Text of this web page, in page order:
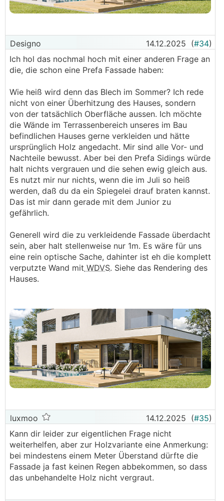
Designo 14.12.2025 (#34)
Ich hol das nochmal hoch mit einer anderen Frage an
die, die schon eine Prefa Fassade haben:
Wie heiß wird denn das Blech im Sommer? Ich rede
nicht von einer Überhitzung des Hauses, sondern
von der tatsächlich Oberfläche aussen. Ich möchte
die Wände im Terrassenbereich unseres im Bau
befindlichen Hauses gerne verkleiden und hätte
ursprünglich Holz angedacht. Mir sind alle Vor- und
Nachteile bewusst. Aber bei den Prefa Sidings würde
halt nichts vergrauen und die sehen ewig gleich aus.
Es nutzt mir nur nichts, wenn die im Juli so heiß
werden, daß du da ein Spiegelei drauf braten kannst.
Das ist mir dann gerade mit dem Junior zu
gefährlich.
Generell wird die zu verkleidende Fassade überdacht
sein, aber halt stellenweise nur 1m. Es wäre für uns
eine rein optische Sache, dahinter ist eh die komplett
verputzte Wand mit WDVS. Siehe das Rendering des
Hauses.
luxmoo 14.12.2025 (#35)
Kann dir leider zur eigentlichen Frage nicht
weiterhelfen, aber zur Holzvariante eine Anmerkung:
bei mindestens einem Meter Überstand dürfte die
Fassade ja fast keinen Regen abbekommen, so dass
das unbehandelte Holz nicht vergraut.